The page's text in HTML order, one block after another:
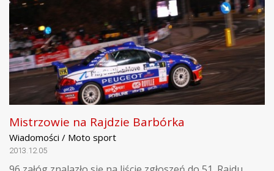
Mistrzowie na Rajdzie Barbórka
Wiadomości / Moto sport
2013.12.05